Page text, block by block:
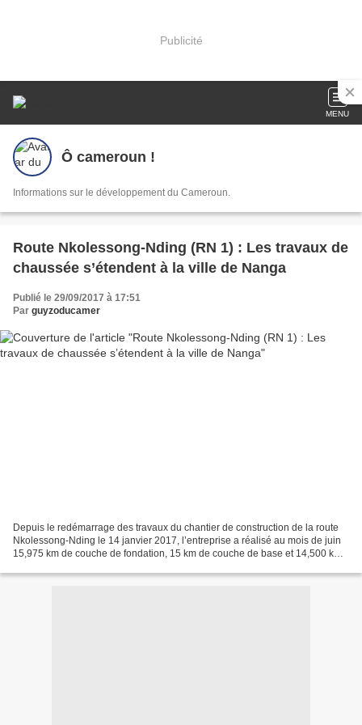
Publicité
MENU
Ô cameroun !
Informations sur le développement du Cameroun.
Route Nkolessong-Nding (RN 1) : Les travaux de
chaussée s’étendent à la ville de Nanga
Publié le 29/09/2017 à 17:51
Par guyzoducamer
Depuis le redémarrage des travaux du chantier de construction de la route
Nkolessong-Nding le 14 janvier 2017, l’entreprise a réalisé au mois de juin
15,975 km de couche de fondation, 15 km de couche de base et 14,500 km